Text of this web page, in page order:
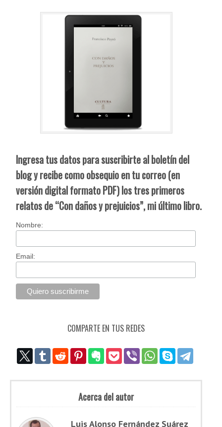
Ingresa tus datos para suscribirte al boletín del
blog y recibe como obsequio en tu correo (en
versión digital formato PDF) los tres primeros
relatos de “Con daños y prejuicios”, mi último libro.
Nombre:
Email:
COMPARTE EN TUS REDES
Acerca del autor
Luis Alonso Fernández Suárez